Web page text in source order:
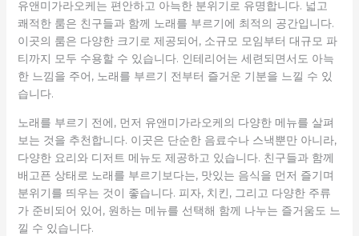
유앤미가라오케는 편안하고 아늑한 분위기로 유명합니다. 넓고
쾌적한 룸은 친구들과 함께 노래를 부르기에 최적의 공간입니다.
이곳의 룸은 다양한 크기로 제공되어, 소규모 모임부터 대규모 파
티까지 모두 수용할 수 있습니다. 인테리어는 세련되면서도 아늑
한 느낌을 주어, 노래를 부르기 전부터 즐거운 기분을 느낄 수 있
습니다.
노래를 부르기 전에, 먼저 유앤미가라오케의 다양한 메뉴를 살펴
보는 것을 추천합니다. 이곳은 단순한 음료수나 스낵뿐만 아니라,
다양한 요리와 디저트 메뉴도 제공하고 있습니다. 친구들과 함께
배고픈 상태로 노래를 부르기보다는, 맛있는 음식을 먼저 즐기며
분위기를 띄우는 것이 좋습니다. 피자, 치킨, 그리고 다양한 주류
가 준비되어 있어, 원하는 메뉴를 선택해 함께 나누는 즐거움도 느
낄 수 있습니다.